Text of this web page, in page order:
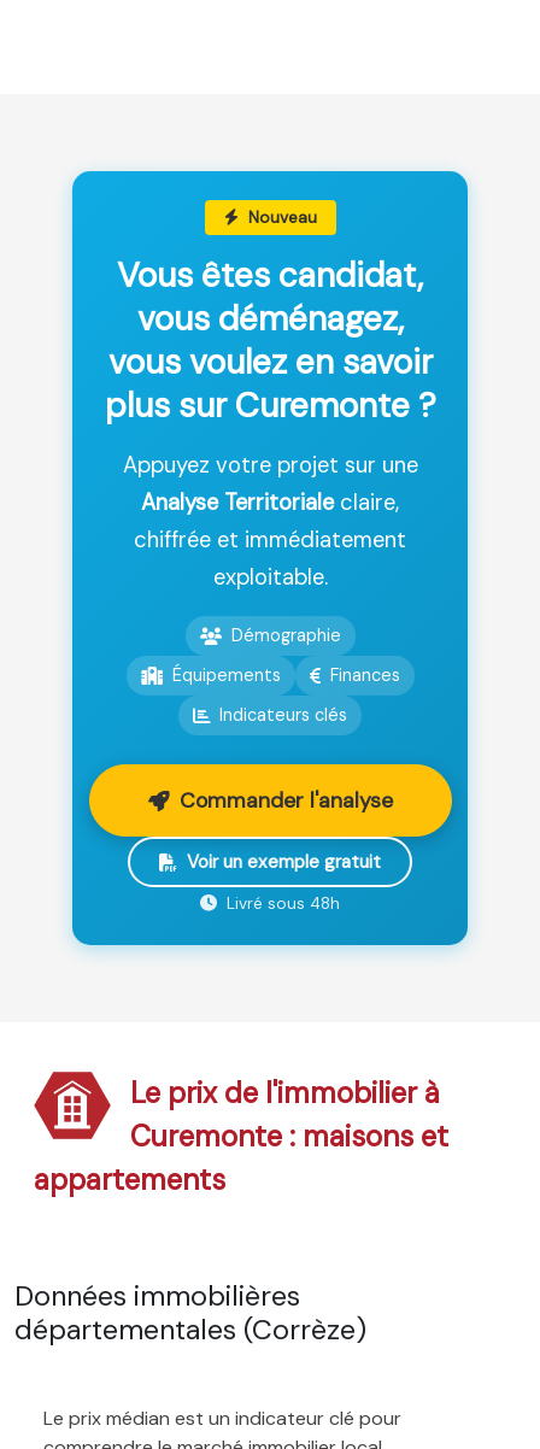
Nouveau
Vous êtes candidat,
vous déménagez,
vous voulez en savoir
plus sur Curemonte ?
Appuyez votre projet sur une
Analyse Territorialeclaire,
chiffrée et immédiatement
exploitable.
Démographie
Équipements
Finances
Indicateurs clés
Commander l'analyse
Voir un exemple gratuit
Livré sous 48h
Le prix de l'immobilier à
Curemonte : maisons et
appartements
Données immobilières
départementales (Corrèze)
Le prix médian est un indicateur clé pour